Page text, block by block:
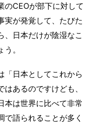
のCEOが部下に対して
実が発覚して、たびた
、日本だけが陰湿なこ
。
日本としてこれから
あるのですけども、
本は世界に比べて非常
語られることが多く